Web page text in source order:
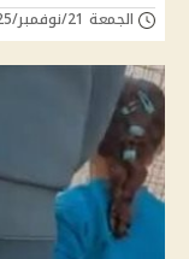
الجمعة 21/نوفمبر/2025 - 11:21 م